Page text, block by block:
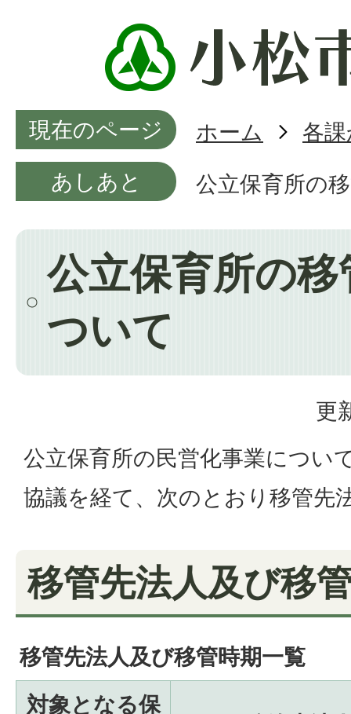
現在のページ ホーム
各
あしあと
公立保育所の
公立保育所の
ついて
更
公立保育所の民営化事業につい
協議を経て、次のとおり移管先
移管先法人及び移
移管先法人及び移管時期一覧
対象となる保